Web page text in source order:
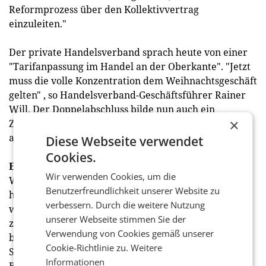
Reformprozess über den Kollektivvertrag
einzuleiten."
Der private Handelsverband sprach heute von einer
"Tarifanpassung im Handel an der Oberkante". "Jetzt
muss die volle Konzentration dem Weihnachtsgeschäft
gelten" , so Handelsverband-Geschäftsführer Rainer
Will. Der Doppelabschluss bilde nun auch ein
Zeitfenster, um wichtige Reformen im Rahmenrecht
anzugehen.
Einigung klar über aktueller Inflationsrate
Wobei bei der heurigen Herbstlohnrunde durchaus
höhere Abschlüsse als heute im Handel erzielt
wurden. Die Metaller, die sich im Vorjahr auf einen
zweijährigen Kollektivvertrag geeinigt hatten,
bekommen brutto um 4,8 Prozent mehr. In der
Sozialwirtschaft beträgt das Plus 4 Prozent, bei den
×
Diese Webseite verwendet
Cookies.
Wir verwenden Cookies, um die
Benutzerfreundlichkeit unserer Website zu
verbessern. Durch die weitere Nutzung
unserer Webseite stimmen Sie der
Verwendung von Cookies gemäß unserer
Cookie-Richtlinie zu.Weitere
Informationen